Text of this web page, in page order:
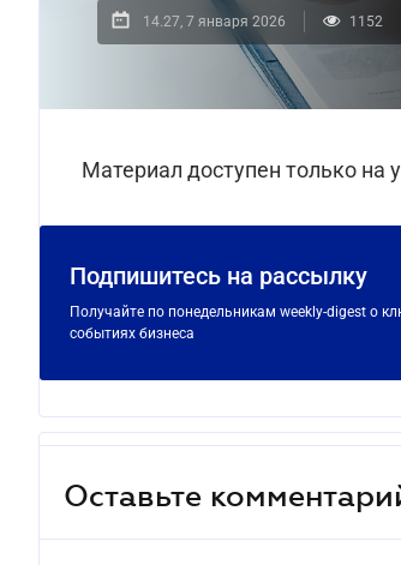
14.27, 7 января 2026 1152
Материал доступен только на
Подпишитесь на рассылку
Получайте по понедельникам weekly-digest о
событиях бизнеса
Оставьте